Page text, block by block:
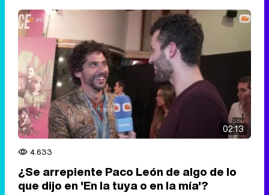
02:13
4.633
¿Se arrepiente Paco León de algo de lo
que dijo en 'En la tuya o en la mía'?